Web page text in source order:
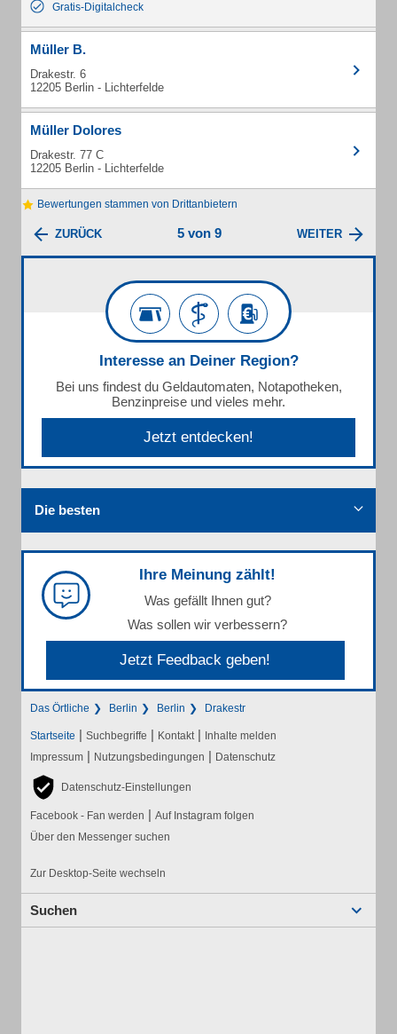
Gratis-Digitalcheck
Müller B.
Drakestr. 6
12205 Berlin - Lichterfelde
Müller Dolores
Drakestr. 77 C
12205 Berlin - Lichterfelde
Bewertungen stammen von Drittanbietern
ZURÜCK 5 von 9 WEITER
Interesse an Deiner Region?
Bei uns findest du Geldautomaten, Notapotheken,
Benzinpreise und vieles mehr.
Jetzt entdecken!
Die besten
Ihre Meinung zählt!
Was gefällt Ihnen gut?
Was sollen wir verbessern?
Jetzt Feedback geben!
Das Örtliche Berlin Berlin Drakestr
Startseite | Suchbegriffe | Kontakt | Inhalte melden
Impressum | Nutzungsbedingungen | Datenschutz
Datenschutz-Einstellungen
Facebook - Fan werden | Auf Instagram folgen
Über den Messenger suchen
Zur Desktop-Seite wechseln
Suchen